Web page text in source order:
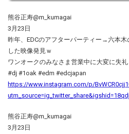
熊谷正寿@m_kumagai
3月23日
昨年、EDCのアフターパーティー→六本
した映像発見ｗ
ワンオークのみなさま営業中に大変に失礼
#dj #1oak #edm #edcjapan
https://www.instagram.com/p/
熊谷正寿@m_kumagai
3月23日